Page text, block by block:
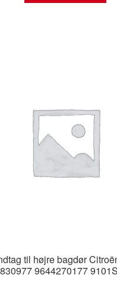
til højre bagdør
9644270177